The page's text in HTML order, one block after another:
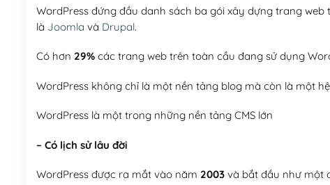
WordPress đứng đầu danh sách ba gói xây dựng trang
là Joomla và Drupal.
Có hơn 29%các trang web trên toàn cầu đang sử dụng
WordPress không chỉ là một nền tảng blog mà còn là một
WordPress là một trong những nền tảng CMS lớn
– Có lịch sử lâu đời
WordPress được ra mắt vào năm 2003và bắt đầu như một